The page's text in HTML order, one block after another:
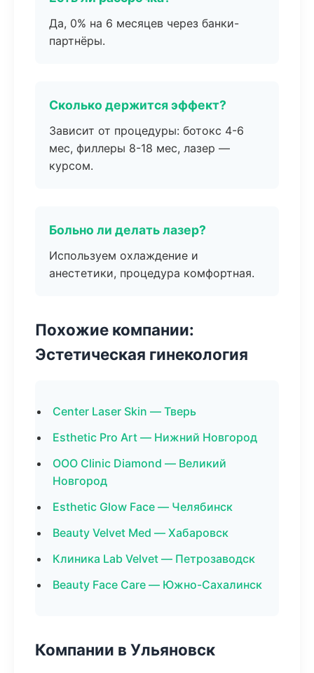
Да, 0% на 6 месяцев через банки-
партнёры.
Сколько держится эффект?
Зависит от процедуры: ботокс 4-6
мес, филлеры 8-18 мес, лазер —
курсом.
Больно ли делать лазер?
Используем охлаждение и
анестетики, процедура комфортная.
Похожие компании:
Эстетическая гинекология
Center Laser Skin — Тверь
Esthetic Pro Art — Нижний Новгород
ООО Clinic Diamond — Великий
Новгород
Esthetic Glow Face — Челябинск
Beauty Velvet Med — Хабаровск
Клиника Lab Velvet — Петрозаводск
Beauty Face Care — Южно-Сахалинск
Компании в Ульяновск